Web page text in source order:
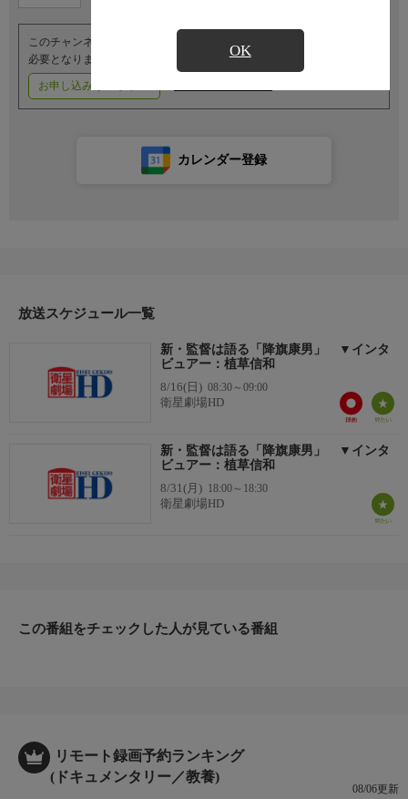
OK
このチャンネルのご視聴には、オプションチャンネル(有料)のご契約が
必要となります。
お申し込みはこちら
カレンダー登録
放送スケジュール一覧
新・監督は語る「降旗康男」 ▼インタ
ビュアー：植草信和
8/16(日) 08:30～09:00
衛星劇場HD
新・監督は語る「降旗康男」 ▼インタ
ビュアー：植草信和
8/31(月) 18:00～18:30
衛星劇場HD
この番組をチェックした人が見ている番組
リモート録画予約ランキング
(ドキュメンタリー／教養)
08/06更新